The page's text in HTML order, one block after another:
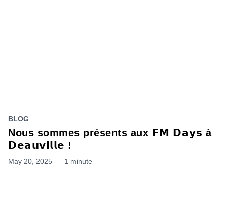
BLOG
Nous sommes présents aux 𝗙𝗠 𝗗𝗮𝘆𝘀 à
𝗗𝗲𝗮𝘂𝘃𝗶𝗹𝗹𝗲 !
May 20, 2025 1 minute